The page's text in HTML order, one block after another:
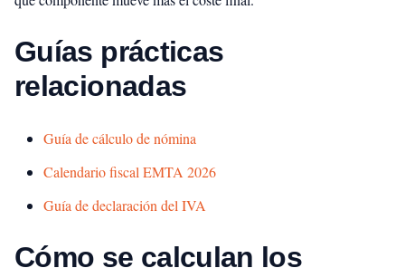
Guías prácticas
relacionadas
Guía de cálculo de nómina
Calendario fiscal EMTA 2026
Guía de declaración del IVA
Cómo se calculan los